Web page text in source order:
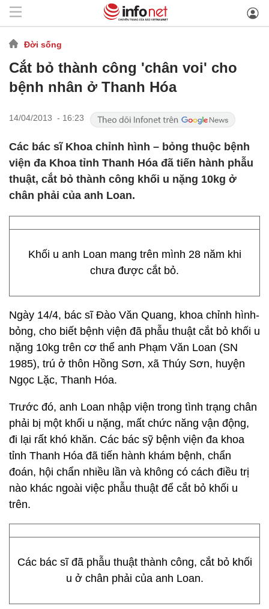
Đời sống
Cắt bỏ thành công 'chân voi' cho
bệnh nhân ở Thanh Hóa
14/04/2013 - 16:23
Các bác sĩ Khoa chỉnh hình – bỏng thuộc bệnh
viện đa Khoa tỉnh Thanh Hóa đã tiến hành phẫu
thuật, cắt bỏ thành công khối u nặng 10kg ở
chân phải của anh Loan.
Khối u anh Loan mang trên mình 28 năm khi
chưa được cắt bỏ.
Ngày 14/4, bác sĩ Đào Văn Quang, khoa chỉnh hình-
bỏng, cho biết bệnh viện đã phẫu thuật cắt bỏ khối u
nặng 10kg trên cơ thể anh Phạm Văn Loan (SN
1985), trú ở thôn Hồng Sơn, xã Thúy Sơn, huyện
Ngọc Lặc, Thanh Hóa.
Trước đó, anh Loan nhập viện trong tình trạng chân
phải bị một khối u nặng, mất chức năng vận động,
đi lại rất khó khăn. Các bác sỹ bệnh viện đa khoa
tỉnh Thanh Hóa đã tiến hành khám bệnh, chẩn
đoán, hội chẩn nhiều lần và không có cách điều trị
nào khác ngoài việc phẫu thuật để cắt bỏ khối u
trên.
Các bác sĩ đã phẫu thuật thành công, cắt bỏ khối
u ở chân phải của anh Loan.